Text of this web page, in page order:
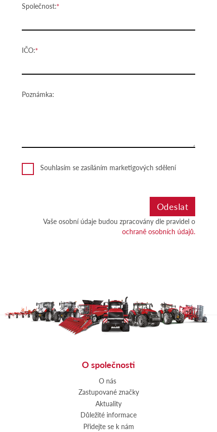
Společnost:
IČO:
Poznámka:
Souhlasím se zasíláním marketigových sdělení
Vaše osobní údaje budou zpracovány dle pravidel o
ochraně osobních údajů.
O společnosti
O nás
Zastupované značky
Aktuality
Důležité informace
Přidejte se k nám